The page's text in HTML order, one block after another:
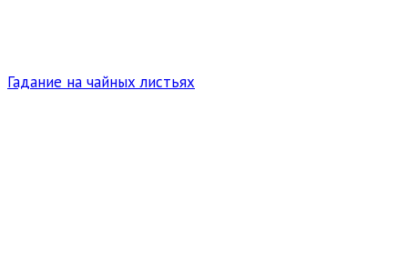
Гадание на чайных листьях